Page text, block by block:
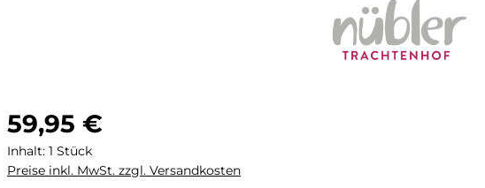
Regulärer Preis:
59,95 €
Inhalt: 1 Stück
Preise inkl. MwSt. zzgl. Versandkosten